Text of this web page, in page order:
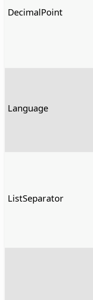
DecimalPoint
Language
ListSeparator